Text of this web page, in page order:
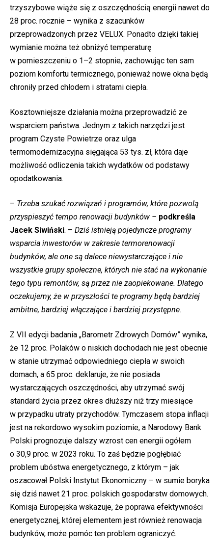
trzyszybowe wiąże się z oszczędnością energii nawet do
28 proc. rocznie – wynika z szacunków
przeprowadzonych przez VELUX. Ponadto dzięki takiej
wymianie można też obniżyć temperaturę
w pomieszczeniu o 1–2 stopnie, zachowując ten sam
poziom komfortu termicznego, ponieważ nowe okna będą
chroniły przed chłodem i stratami ciepła.
Kosztowniejsze działania można przeprowadzić ze
wsparciem państwa. Jednym z takich narzędzi jest
program Czyste Powietrze oraz ulga
termomodernizacyjna sięgająca 53 tys. zł, która daje
możliwość odliczenia takich wydatków od podstawy
opodatkowania.
– Trzeba szukać rozwiązań i programów, które pozwolą
przyspieszyć tempo renowacji budynków – podkreśla
Jacek Siwiński. – Dziś istnieją pojedyncze programy
wsparcia inwestorów w zakresie termorenowacji
budynków, ale one są dalece niewystarczające i nie
wszystkie grupy społeczne, których nie stać na wykonanie
tego typu remontów, są przez nie zaopiekowane. Dlatego
oczekujemy, że w przyszłości te programy będą bardziej
ambitne, bardziej włączające i bardziej przystępne.
Z VII edycji badania „Barometr Zdrowych Domów” wynika,
że 12 proc. Polaków o niskich dochodach nie jest obecnie
w stanie utrzymać odpowiedniego ciepła w swoich
domach, a 65 proc. deklaruje, że nie posiada
wystarczających oszczędności, aby utrzymać swój
standard życia przez okres dłuższy niż trzy miesiące
w przypadku utraty przychodów. Tymczasem stopa inflacji
jest na rekordowo wysokim poziomie, a Narodowy Bank
Polski prognozuje dalszy wzrost cen energii ogółem
o 30,9 proc. w 2023 roku. To zaś będzie pogłębiać
problem ubóstwa energetycznego, z którym – jak
oszacował Polski Instytut Ekonomiczny – w sumie boryka
się dziś nawet 21 proc. polskich gospodarstw domowych.
Komisja Europejska wskazuje, że poprawa efektywności
energetycznej, której elementem jest również renowacja
budynków, może pomóc ten problem ograniczyć.